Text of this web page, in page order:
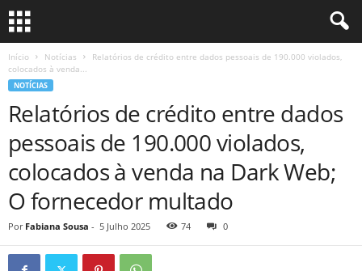
Início Notícias
Relatórios de crédito entre dados pessoais de 190.000 violados,
colocados à venda...
NOTÍCIAS
Relatórios de crédito entre dados
pessoais de 190.000 violados,
colocados à venda na Dark Web;
O fornecedor multado
Por Fabiana Sousa - 5 Julho 2025 74 0